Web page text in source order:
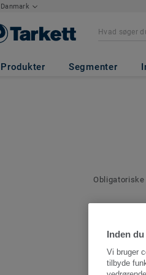
Danmark
Produkter Segmenter
Angiv en
denne
Inden
Vi bruger
tilbyde